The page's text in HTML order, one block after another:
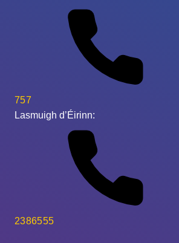
757
Lasmuigh d’Éirinn:
2386555